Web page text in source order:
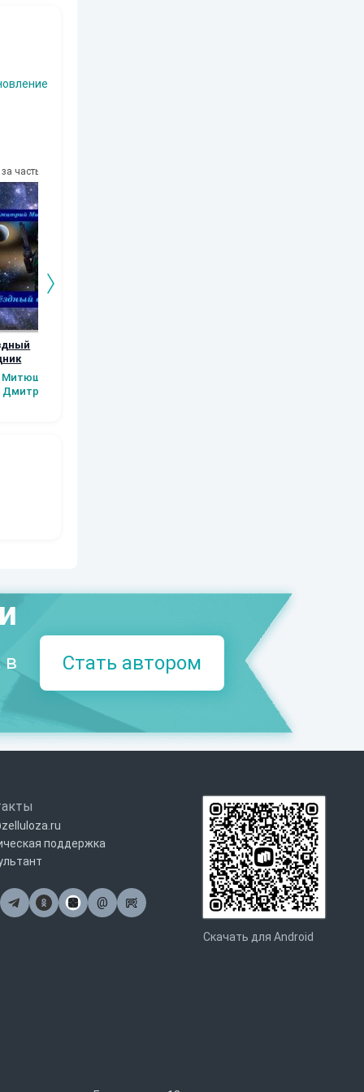
за часть
Митюшин
Дмитрий
в
Стать автором
поддержка
@Почта
Скачать для Android